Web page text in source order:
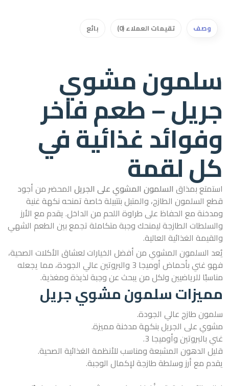
وصف تقيمات العملاء (0) بائع
سلمون مشوي
جريل – طعم فاخر
وفوائد غذائية في
كل لقمة
استمتع بمذاق السلمون المشوي على الجريل المحضر من أجود
قطع السلمون الطازج، والمتبل بتتبيلة خاصة تمنحه نكهة غنية
ومدخنة مع الحفاظ على طراوة اللحم من الداخل. يقدم مع الأرز
والسلطات الطازجة ليمنحك وجبة متكاملة تجمع بين الطعم الشهي
والقيمة الغذائية العالية.
يُعد السلمون المشوي من أفضل الخيارات لعشاق الأكلات الصحية،
فهو غني بأحماض أوميجا 3 والبروتين عالي الجودة، مما يجعله
مناسبًا للرياضيين ولكل من يبحث عن وجبة لذيذة ومغذية.
مميزات سلمون مشوي جريل
سلمون طازج عالي الجودة.
مشوي على الجريل بنكهة مدخنة مميزة.
غني بالبروتين وأوميجا 3.
قليل الدهون المشبعة ومناسب للأنظمة الغذائية الصحية.
يقدم مع أرز وسلطة طازجة لإكمال الوجبة.